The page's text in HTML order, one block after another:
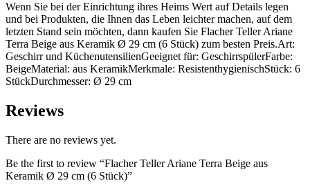
Wenn Sie bei der Einrichtung ihres Heims Wert auf Details legen
und bei Produkten, die Ihnen das Leben leichter machen, auf dem
letzten Stand sein möchten, dann kaufen Sie Flacher Teller Ariane
Terra Beige aus Keramik Ø 29 cm (6 Stück) zum besten Preis.Art:
Geschirr und KüchenutensilienGeeignet für: GeschirrspülerFarbe:
BeigeMaterial: aus KeramikMerkmale: ResistenthygienischStück: 6
StückDurchmesser: Ø 29 cm
Reviews
There are no reviews yet.
Be the first to review “Flacher Teller Ariane Terra Beige aus
Keramik Ø 29 cm (6 Stück)”